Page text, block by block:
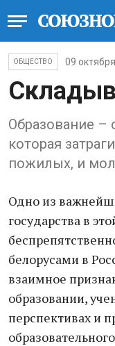
ОБЩЕСТВО 09
Образование –
которая
пожилых, и
Одно из
государства в
белорусами в
взаимное
образовании,
перспективах и